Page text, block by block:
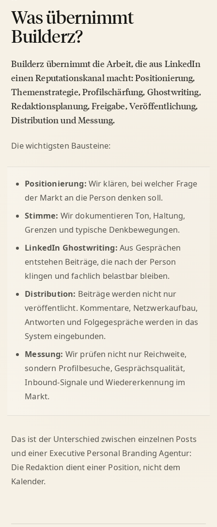
Was übernimmt
Builderz?
Builderz übernimmt die Arbeit, die aus LinkedIn
einen Reputationskanal macht: Positionierung,
Themenstrategie, Profilschärfung, Ghostwriting,
Redaktionsplanung, Freigabe, Veröffentlichung,
Distribution und Messung.
Die wichtigsten Bausteine:
Positionierung: Wir klären, bei welcher Frage
der Markt an die Person denken soll.
Stimme: Wir dokumentieren Ton, Haltung,
Grenzen und typische Denkbewegungen.
LinkedIn Ghostwriting: Aus Gesprächen
entstehen Beiträge, die nach der Person
klingen und fachlich belastbar bleiben.
Distribution: Beiträge werden nicht nur
veröffentlicht. Kommentare, Netzwerkaufbau,
Antworten und Folgegespräche werden in das
System eingebunden.
Messung: Wir prüfen nicht nur Reichweite,
sondern Profilbesuche, Gesprächsqualität,
Inbound-Signale und Wiedererkennung im
Markt.
Das ist der Unterschied zwischen einzelnen Posts
und einer Executive Personal Branding Agentur:
Die Redaktion dient einer Position, nicht dem
Kalender.